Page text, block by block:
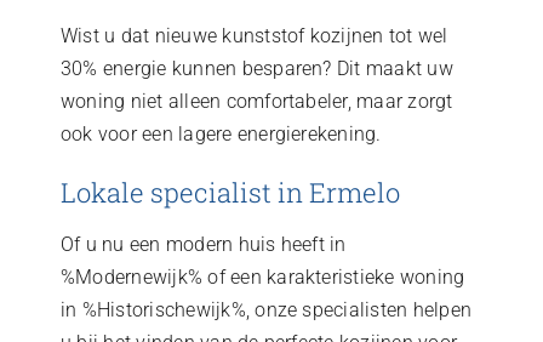
Wist u dat nieuwe kunststof kozijnen tot wel
30% energie kunnen besparen? Dit maakt uw
woning niet alleen comfortabeler, maar zorgt
ook voor een lagere energierekening.
Lokale specialist in Ermelo
Of u nu een modern huis heeft in
%Modernewijk% of een karakteristieke woning
in %Historischewijk%, onze specialisten helpen